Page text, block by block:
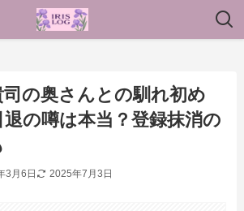
司の奥さんとの馴れ初め
退の噂は本当？登録抹消の
3月6日 2025年7月3日